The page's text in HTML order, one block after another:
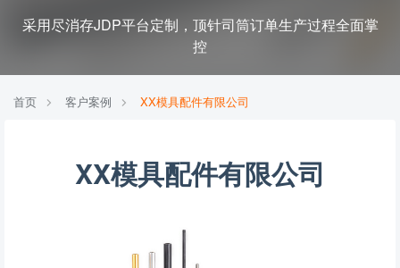
采用尽消存JDP平台定制，顶针司筒订单生产过程全面掌
控
首页 客户案例 XX模具配件有限公司
XX模具配件有限公司